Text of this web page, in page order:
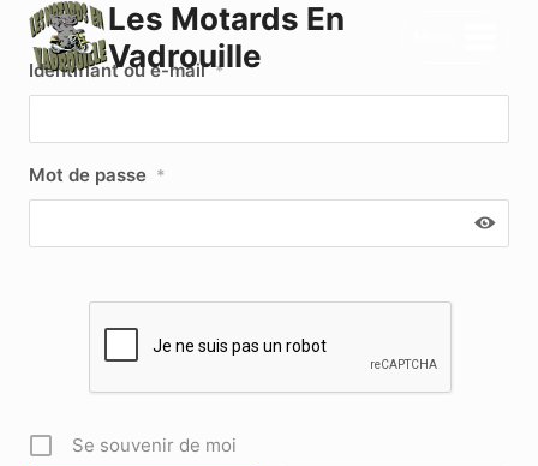
Aller
contenu
Les Motards En
Vadrouille
Identifiant ou e-mail *
Mot de passe *
Se souvenir de moi